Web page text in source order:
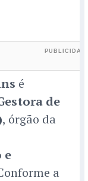
é
de
, órgão da
e
a